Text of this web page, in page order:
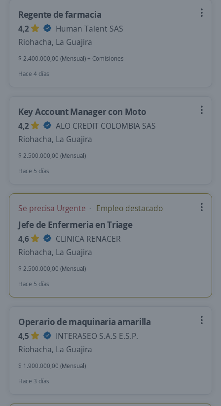
Regente de farmacia
4,2
Human Talent SAS
Riohacha, La Guajira
$ 2.400.000,00 (Mensual) + Comisiones
Hace 4 días
Key Account Manager con Moto
4,2
ALO CREDIT COLOMBIA SAS
Riohacha, La Guajira
$ 2.500.000,00 (Mensual)
Hace 5 días
Se precisa Urgente Empleo destacado
Jefe de Enfermeria en Triage
4,6
CLINICA RENACER
Riohacha, La Guajira
$ 2.500.000,00 (Mensual)
Hace 5 días
Operario de maquinaria amarilla
4,5
INTERASEO S.A.S E.S.P.
Riohacha, La Guajira
$ 1.900.000,00 (Mensual)
Hace 3 días